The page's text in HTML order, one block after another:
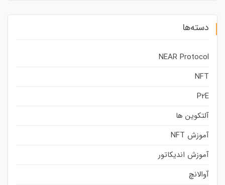
دسته‌ها
NEAR Protocol
NFT
P2E
آلتکوین ها
آموزش NFT
آموزش اندیکاتور
آوالانچ